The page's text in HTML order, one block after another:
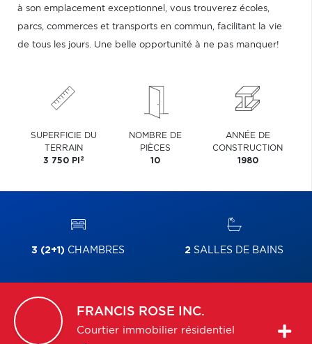
à son emplacement exceptionnel, vous trouverez écoles,
parcs, commerces et transports en commun, facilitant la vie
de tous les jours. Une belle opportunité à ne pas manquer!
SUPERFICIE DU
TERRAIN
3 750 PI 2
NOMBRE DE
PIÈCES
10
ANNÉE DE
CONSTRUCTION
1980
3 (2+1) CHAMBRES 2 SALLES DE BAINS
FRANCIS ROSE INC.
Courtier immobilier résidentiel